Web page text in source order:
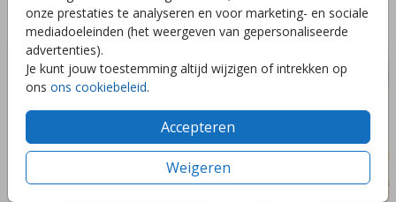
onze prestaties te analyseren en voor marketing- en sociale
mediadoeleinden (het weergeven van gepersonaliseerde
advertenties).
Je kunt jouw toestemming altijd wijzigen of intrekken op
ons ons cookiebeleid.
Accepteren
Weigeren
Deze ontwerpen vind je misschien ook leuk